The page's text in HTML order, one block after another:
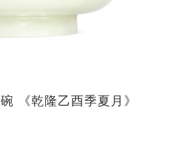
《乾隆乙酉季夏月》